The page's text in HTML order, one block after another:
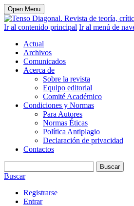
Open Menu
Ir al contenido principal Ir al menú de
Actual
Archivos
Comunicados
Acerca de
Sobre la revista
Equipo editorial
Comité Académico
Condiciones y Normas
Para Autores
Normas Éticas
Política Antiplagio
Declaración de privacidad
Contactos
Buscar
Buscar
Registrarse
Entrar